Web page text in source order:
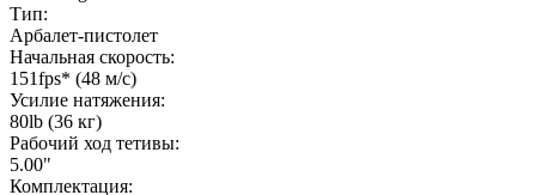
Тип:
Арбалет-пистолет
Начальная скорость:
151fps* (48 м/с)
Усилие натяжения:
80lb (36 кг)
Рабочий ход тетивы:
5.00"
Комплектация: